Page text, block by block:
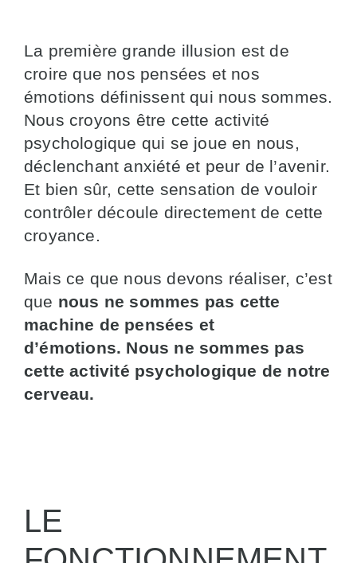
La première grande illusion est de
croire que nos pensées et nos
émotions définissent qui nous sommes.
Nous croyons être cette activité
psychologique qui se joue en nous,
déclenchant anxiété et peur de l’avenir.
Et bien sûr, cette sensation de vouloir
contrôler découle directement de cette
croyance.
Mais ce que nous devons réaliser, c’est
que nous ne sommes pas cette
machine de pensées et
d’émotions. Nous ne sommes pas
cette activité psychologique de notre
cerveau.
LE